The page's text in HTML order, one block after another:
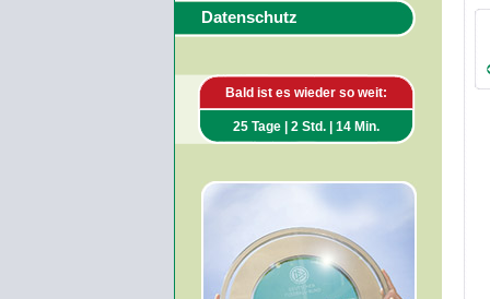
Datenschutz
Bald ist es wieder so weit:
25 Tage | 2 Std. | 14 Min.